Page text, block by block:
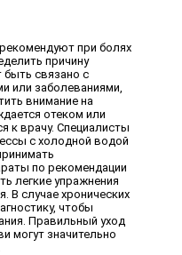
при болях
причину
связано с
или заболеваниями,
внимание на
отеком или
к врачу. Специалисты
с холодной водой
по рекомендации
легкие упражнения
В случае хронических
чтобы
Правильный уход
могут значительно